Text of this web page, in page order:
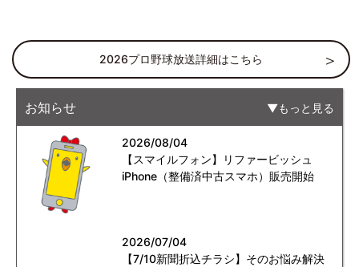
2026プロ野球放送詳細はこちら
お知らせ もっと見る
2026/08/04
【スマイルフォン】リファービッシュ
iPhone（整備済中古スマホ）販売開始
2026/07/04
【7/10新聞折込チラシ】そのお悩み解決